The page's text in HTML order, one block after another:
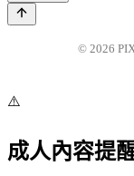
© 2026
⚠️
成人內容提